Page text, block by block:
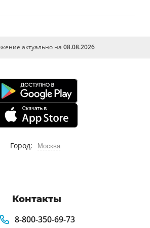
xix века
контроль по
чтению
работа по
работы по литературному
актуально на 08.08.2026
Город: Москва
Контакты
8-800-350-69-73